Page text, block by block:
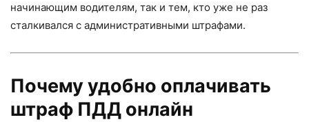
начинающим водителям, так и тем, кто уже не раз
сталкивался с административными штрафами.
Почему удобно оплачивать
штраф ПДД онлайн